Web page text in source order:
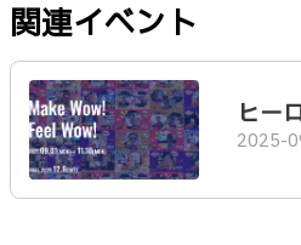
関連イベント
ヒー
2025-